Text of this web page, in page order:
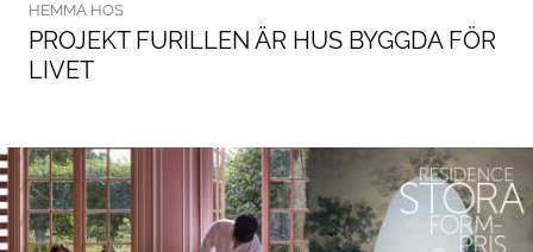
HEMMA HOS
PROJEKT FURILLEN ÄR HUS BYGGDA FÖR
LIVET